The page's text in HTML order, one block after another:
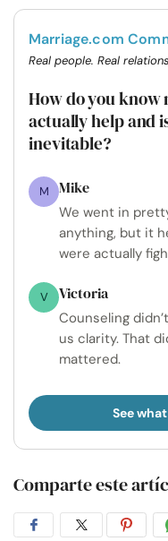
Marriage.com
Real people. Real
How do you
actually help and
inevitable?
M Mike
We went in
anything, but it
were actually
V Victoria
Counseling
us clarity. That
mattered.
See
Comparte este
CompartirCompartir